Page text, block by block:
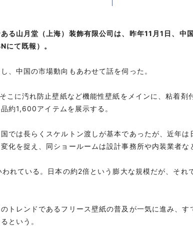
る山月堂（上海）装飾有限公司は、昨年11月1日、中
にて既報）。
中国の市場動向もあわせて話を伺った。
に汚れ防止壁紙など機能性壁紙をメインに、粘着剤
約1,600アイテムを展示する。
は長らくスケルトン渡しが基本であったが、近年は
化を捉え、同ショールームは設計事務所や内装業者な
ている。日本の約2倍という膨大な規模だが、それ
レンドであるフリース壁紙の普及が一気に進み、す
という。